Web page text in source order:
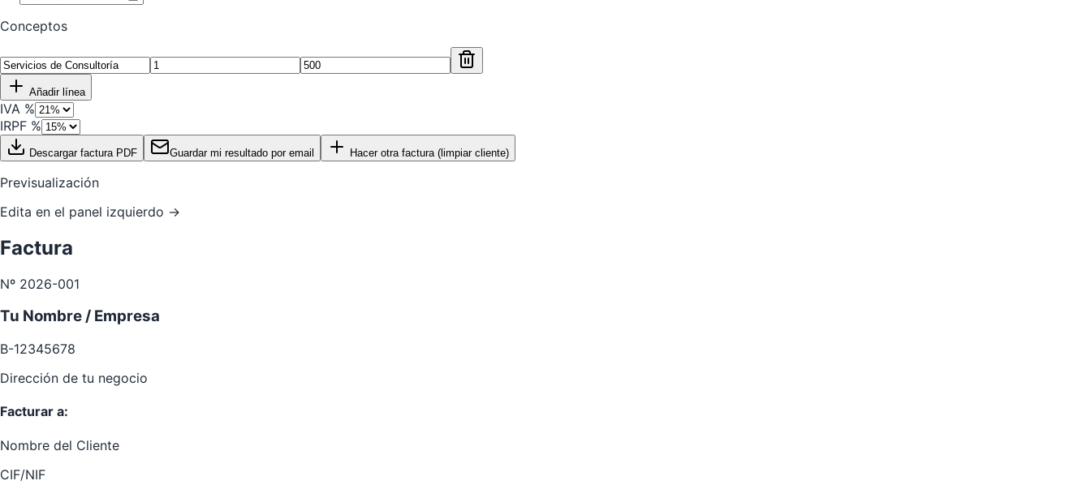
Conceptos
Añadir línea
IVA %
IRPF %
Descargar factura PDF Guardar mi resultado por email Hacer otra factura (limpiar cliente)
Previsualización
Edita en el panel izquierdo →
Factura
Nº 2026-001
Tu Nombre / Empresa
B-12345678
Dirección de tu negocio
Facturar a:
Nombre del Cliente
CIF/NIF